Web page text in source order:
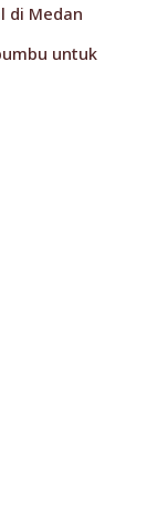
di Medan
untuk